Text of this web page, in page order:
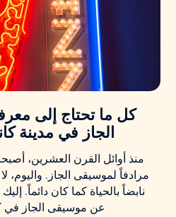
كل ما تحتاج إلى
الجاز في مدينة
منذ أوائل القرن العشرين،
مرادفاً لموسيقى الجاز. واليوم،
نابضاً بالحياة كما كان دائماً.
عن موسيقى الجاز